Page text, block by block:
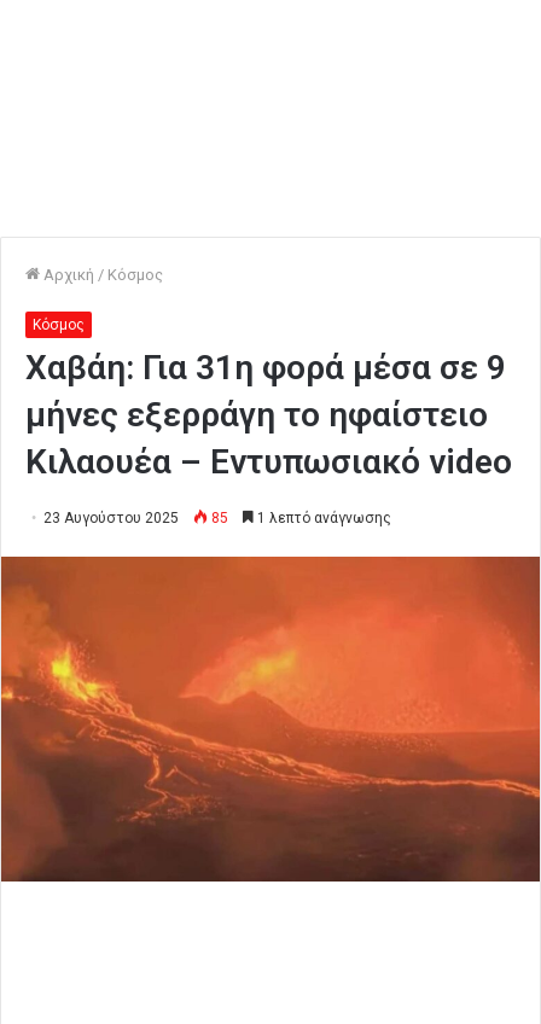
Αρχική / Κόσμος
Κόσμος
Χαβάη: Για 31η φορά μέσα σε 9
μήνες εξερράγη το ηφαίστειο
Κιλαουέα – Εντυπωσιακό video
23 Αυγούστου 2025 85 1 λεπτό ανάγνωσης